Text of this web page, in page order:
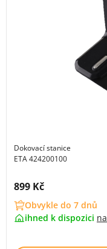
Dokovací stanice
ETA 424200100
Cena s DPH:
899 Kč
Obvykle do 7 dnů
ihned k dispozici na